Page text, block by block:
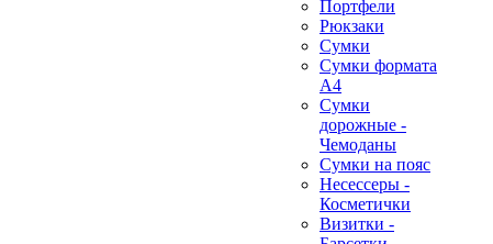
Портфели
Рюкзаки
Сумки
Сумки формата
А4
Сумки
дорожные -
Чемоданы
Сумки на пояс
Несессеры -
Косметички
Визитки -